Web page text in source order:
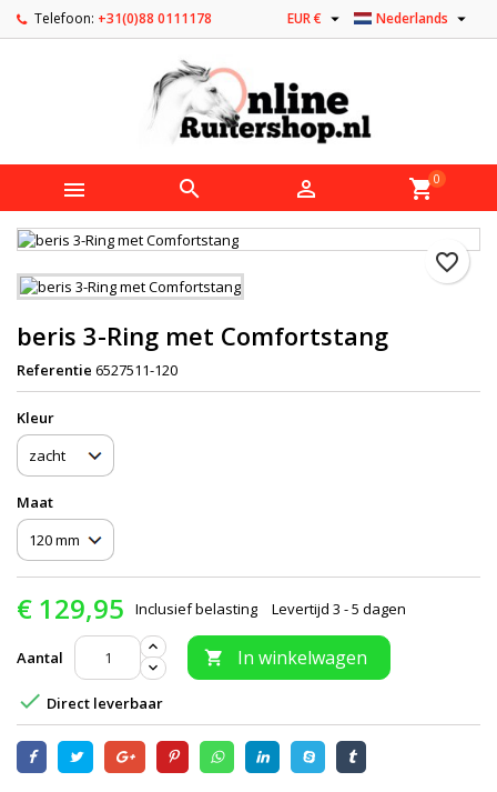
Telefoon: +31(0)88 0111178 Nederlands 
EUR € 
   shopping_cart0
favorite_border
beris 3-Ring met Comfortstang
Referentie 6527511-120
Kleur
Maat
€ 129,95 Inclusief belasting Levertijd 3 - 5 dagen
Aantal  In winkelwagen
 Direct leverbaar